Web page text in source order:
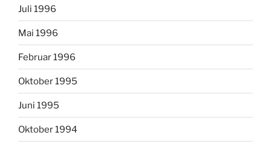
Juli 1996
Mai 1996
Februar 1996
Oktober 1995
Juni 1995
Oktober 1994